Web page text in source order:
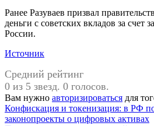
Ранее Разуваев призвал
деньги с советских вкладов за счет
России.
Источник
Средний рейтинг
0 из 5 звезд. 0 голосов.
Вам нужно авторизироваться для
Навигация
Предыдущая
запись:
Конфискация и токенизация: в РФ
законопроекты о цифровых активах